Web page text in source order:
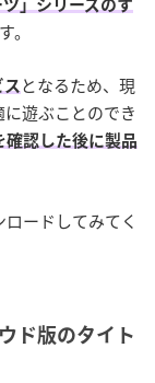
」シリーズのす
。
となるため、現
に遊ぶことのでき
確認した後に製品
ードしてみてく
ド版のタイト